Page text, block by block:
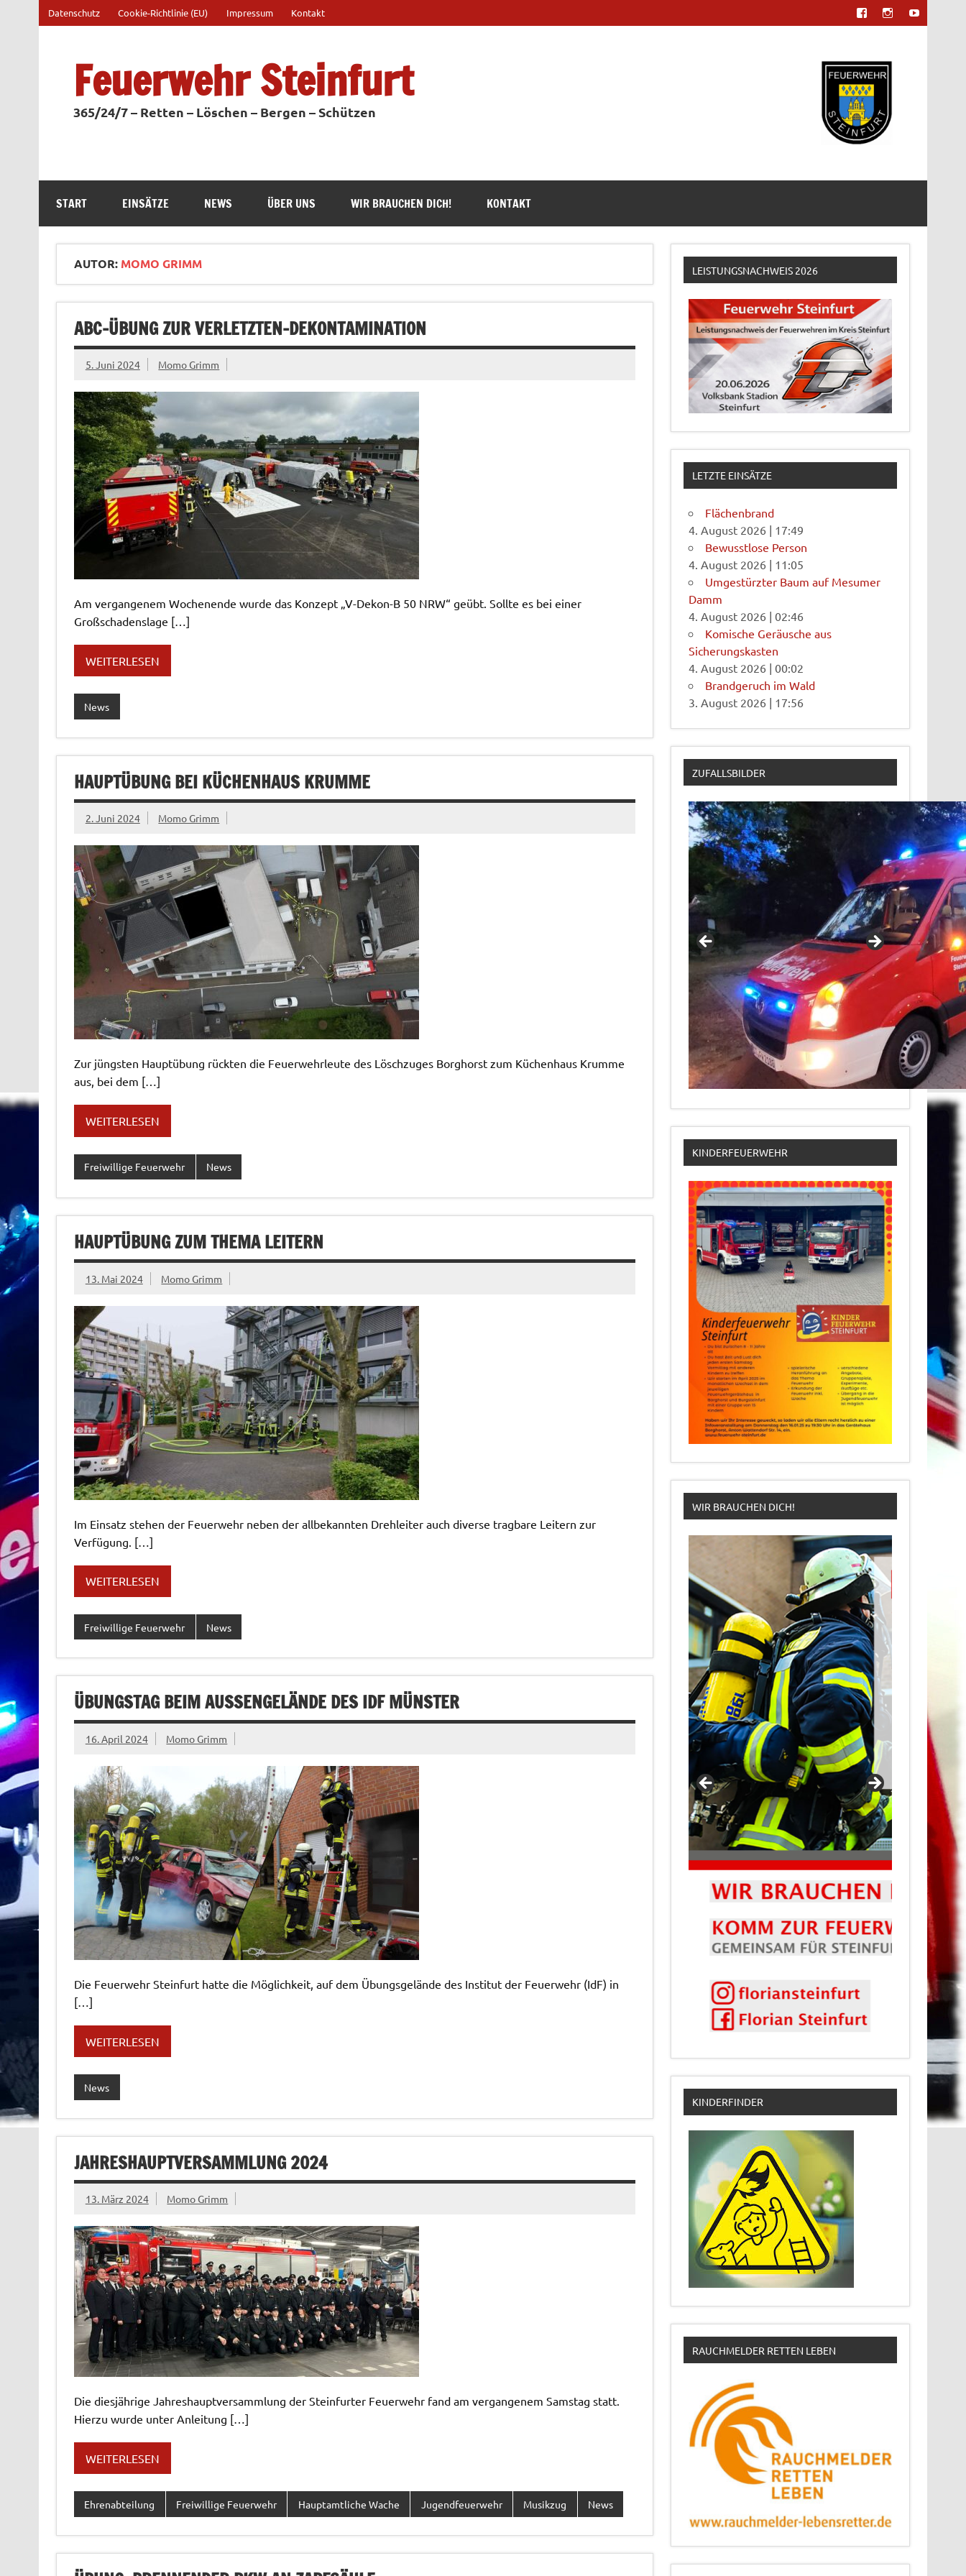
springen
Datenschutz Cookie-Richtlinie (EU) Impressum Kontakt
Feuerwehr Steinfurt
365/24/7 – Retten – Löschen – Bergen – Schützen
START EINSÄTZE NEWS ÜBER UNS WIR BRAUCHEN DICH! KONTAKT
AUTOR: MOMO GRIMM
ABC-ÜBUNG ZUR VERLETZTEN-DEKONTAMINATION
5. Juni 2024 Momo Grimm
Am vergangenem Wochenende wurde das Konzept „V-Dekon-B 50 NRW“ geübt. Sollte es bei einer
Großschadenslage […]
WEITERLESEN
News
HAUPTÜBUNG BEI KÜCHENHAUS KRUMME
2. Juni 2024 Momo Grimm
Zur jüngsten Hauptübung rückten die Feuerwehrleute des Löschzuges Borghorst zum Küchenhaus Krumme
aus, bei dem […]
WEITERLESEN
Freiwillige Feuerwehr News
HAUPTÜBUNG ZUM THEMA LEITERN
13. Mai 2024 Momo Grimm
Im Einsatz stehen der Feuerwehr neben der allbekannten Drehleiter auch diverse tragbare Leitern zur
Verfügung. […]
WEITERLESEN
Freiwillige Feuerwehr News
ÜBUNGSTAG BEIM AUSSENGELÄNDE DES IDF MÜNSTER
16. April 2024 Momo Grimm
Die Feuerwehr Steinfurt hatte die Möglichkeit, auf dem Übungsgelände des Institut der Feuerwehr (IdF) in
[…]
WEITERLESEN
News
JAHRESHAUPTVERSAMMLUNG 2024
13. März 2024 Momo Grimm
Die diesjährige Jahreshauptversammlung der Steinfurter Feuerwehr fand am vergangenem Samstag statt.
Hierzu wurde unter Anleitung […]
WEITERLESEN
Ehrenabteilung Freiwillige Feuerwehr Hauptamtliche Wache Jugendfeuerwehr Musikzug News
LEISTUNGSNACHWEIS 2026
LETZTE EINSÄTZE
Flächenbrand
4. August 2026 | 17:49
Bewusstlose Person
4. August 2026 | 11:05
Umgestürzter Baum auf Mesumer
Damm
4. August 2026 |02:46
Komische Geräusche aus
Sicherungskasten
4. August 2026 |00:02
Brandgeruch im Wald
3. August 2026 | 17:56
ZUFALLSBILDER
KINDERFEUERWEHR
WIR BRAUCHEN DICH!
KINDERFINDER
RAUCHMELDER RETTEN LEBEN